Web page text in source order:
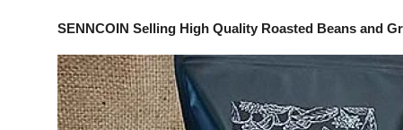
SENNCOIN Selling High Quality Roasted Beans and